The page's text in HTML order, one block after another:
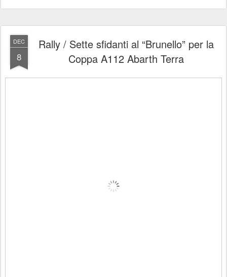
DEC
8
Rally / Sette sfidanti al “Brunello” per la
Coppa A112 Abarth Terra